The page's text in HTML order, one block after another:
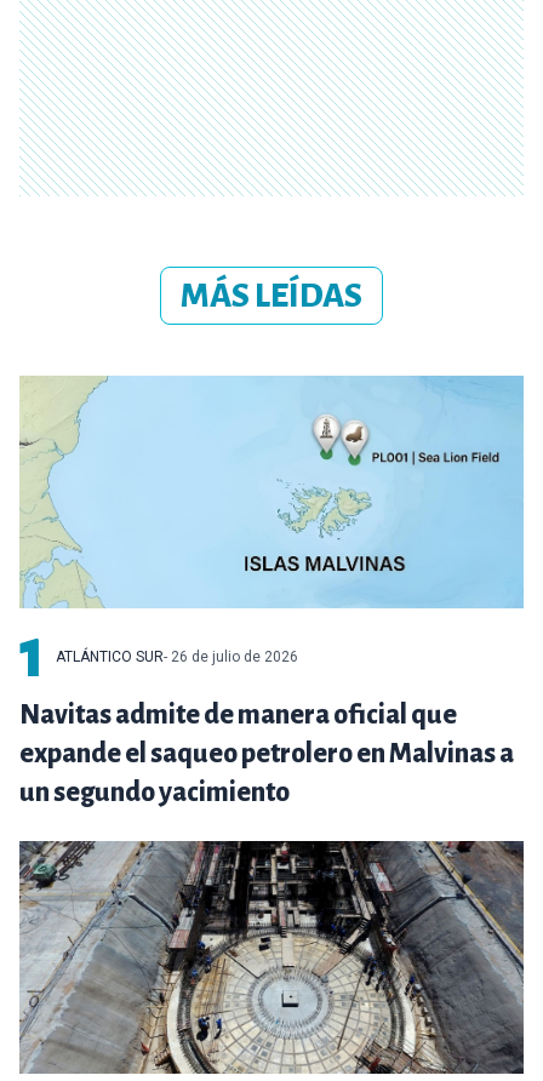
MÁS LEÍDAS
1 ATLÁNTICO SUR- 26 de julio de 2026
Navitas admite de manera oficial que
expande el saqueo petrolero en Malvinas a
un segundo yacimiento